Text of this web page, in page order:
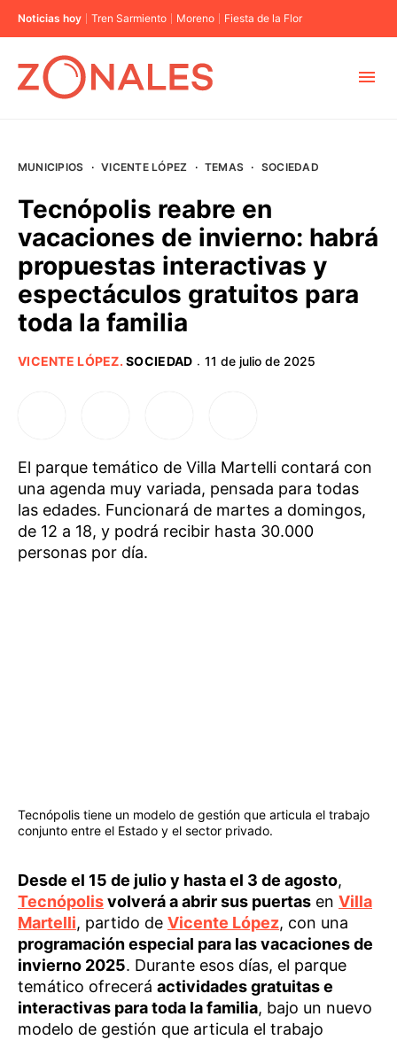
Noticias hoy Tren Sarmiento Moreno Fiesta de la Flor
BUENOS AIRES
PROVINCIAS
MUNICIPIOS · VICENTE LÓPEZ · TEMAS · SOCIEDAD
Tecnópolis reabre en
vacaciones de invierno: habrá
propuestas interactivas y
espectáculos gratuitos para
toda la familia
VICENTE LÓPEZ.SOCIEDAD · 11 de julio de 2025
El parque temático de Villa Martelli contará con
una agenda muy variada, pensada para todas
las edades. Funcionará de martes a domingos,
de 12 a 18, y podrá recibir hasta 30.000
personas por día.
Tecnópolis tiene un modelo de gestión que articula el trabajo
conjunto entre el Estado y el sector privado.
Desde el 15 de julio y hasta el 3 de agosto,
Tecnópolisvolverá a abrir sus puertas en Villa
Martelli, partido de Vicente López, con una
programación especial para las vacaciones de
invierno 2025. Durante esos días, el parque
temático ofrecerá actividades gratuitas e
interactivas para toda la familia, bajo un nuevo
modelo de gestión que articula el trabajo